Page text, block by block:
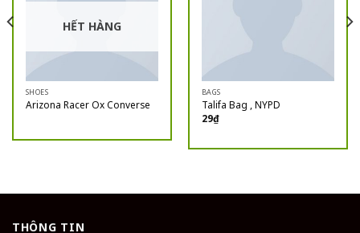
HẾT HÀNG
SHOES
Arizona Racer Ox Converse
BAGS
Talifa Bag , NYPD
29₫
THÔNG TIN